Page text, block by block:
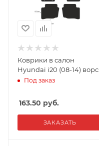
Коврики в салон
Hyundai i20 (08-14) ворс
Под заказ
163.50 руб.
ЗАКАЗАТЬ